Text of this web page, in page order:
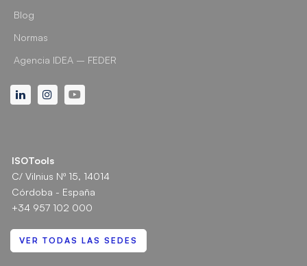
Blog
Normas
Agencia IDEA – FEDER
LinkedinInstagramYoutube
ISOTools
C/ Vilnius Nº 15, 14014
Córdoba - España
+34 957 102 000
VER TODAS LAS SEDES